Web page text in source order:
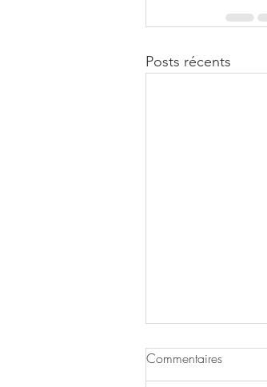
Posts récents
Commentaires